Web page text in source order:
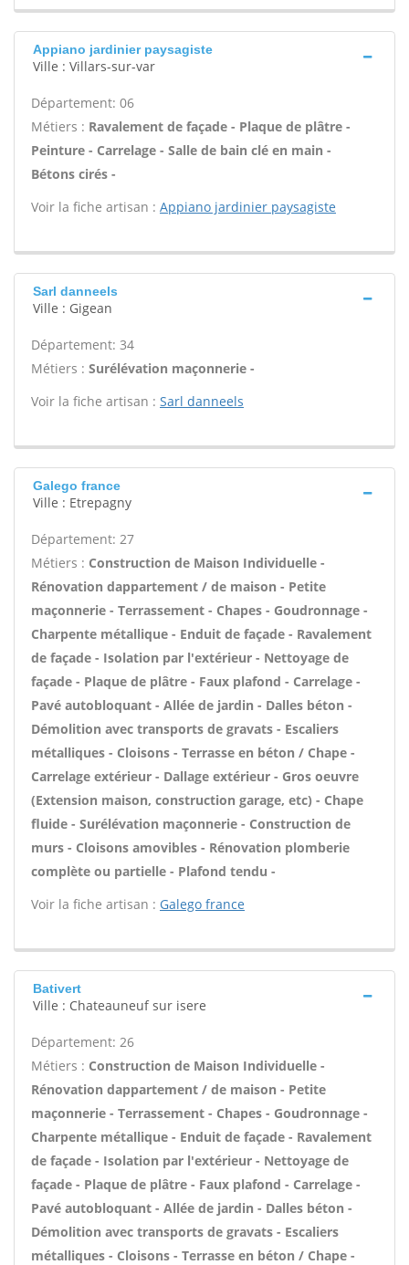
Appiano jardinier paysagiste
Ville : Villars-sur-var
Département: 06
Métiers : Ravalement de façade - Plaque de plâtre -
Peinture - Carrelage - Salle de bain clé en main -
Bétons cirés -
Voir la fiche artisan : Appiano jardinier paysagiste
Sarl danneels
Ville : Gigean
Département: 34
Métiers : Surélévation maçonnerie -
Voir la fiche artisan : Sarl danneels
Galego france
Ville : Etrepagny
Département: 27
Métiers : Construction de Maison Individuelle -
Rénovation dappartement / de maison - Petite
maçonnerie - Terrassement - Chapes - Goudronnage -
Charpente métallique - Enduit de façade - Ravalement
de façade - Isolation par l'extérieur - Nettoyage de
façade - Plaque de plâtre - Faux plafond - Carrelage -
Pavé autobloquant - Allée de jardin - Dalles béton -
Démolition avec transports de gravats - Escaliers
métalliques - Cloisons - Terrasse en béton / Chape -
Carrelage extérieur - Dallage extérieur - Gros oeuvre
(Extension maison, construction garage, etc) - Chape
fluide - Surélévation maçonnerie - Construction de
murs - Cloisons amovibles - Rénovation plomberie
complète ou partielle - Plafond tendu -
Voir la fiche artisan : Galego france
Bativert
Ville : Chateauneuf sur isere
Département: 26
Métiers : Construction de Maison Individuelle -
Rénovation dappartement / de maison - Petite
maçonnerie - Terrassement - Chapes - Goudronnage -
Charpente métallique - Enduit de façade - Ravalement
de façade - Isolation par l'extérieur - Nettoyage de
façade - Plaque de plâtre - Faux plafond - Carrelage -
Pavé autobloquant - Allée de jardin - Dalles béton -
Démolition avec transports de gravats - Escaliers
métalliques - Cloisons - Terrasse en béton / Chape -